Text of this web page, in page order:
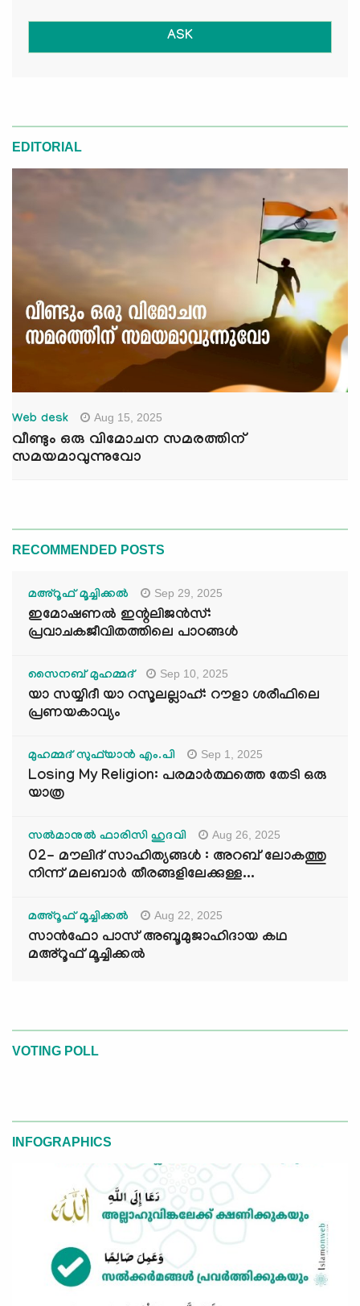
ASK
EDITORIAL
Web desk Aug 15, 2025
വീണ്ടും ഒരു വിമോചന സമരത്തിന്
സമയമാവുന്നുവോ
RECOMMENDED POSTS
മഅ്റൂഫ് മൂച്ചിക്കല്‍ Sep 29, 2025
ഇമോഷണൽ ഇന്റലിജൻസ്:
പ്രവാചകജീവിതത്തിലെ പാഠങ്ങൾ
സൈനബ് മുഹമ്മദ് Sep 10, 2025
യാ സയ്യിദീ യാ റസൂലല്ലാഹ്: റൗളാ ശരീഫിലെ
പ്രണയകാവ്യം
മുഹമ്മദ് സുഫ്‌യാൻ എം.പി Sep 1, 2025
Losing My Religion: പരമാർത്ഥത്തെ തേടി ഒരു
യാത്ര
സൽമാനുൽ ഫാരിസി ഹുദവി Aug 26, 2025
02- മൗലിദ് സാഹിത്യങ്ങൾ : അറബ് ലോകത്തു
നിന്ന് മലബാർ തീരങ്ങളിലേക്കുള്ള...
മഅ്റൂഫ് മൂച്ചിക്കല്‍ Aug 22, 2025
സാൻഫോ പാസ് അബൂമുജാഹിദായ കഥ
മഅ്റൂഫ് മൂച്ചിക്കല്‍
VOTING POLL
INFOGRAPHICS